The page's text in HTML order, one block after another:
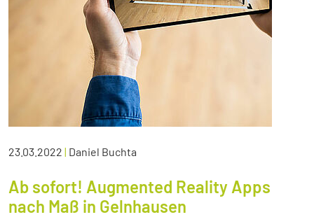
23.03.2022 | Daniel Buchta
Ab sofort! Augmented Reality Apps
nach Maß in Gelnhausen